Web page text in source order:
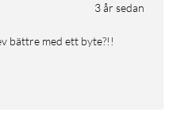
3 år sedan